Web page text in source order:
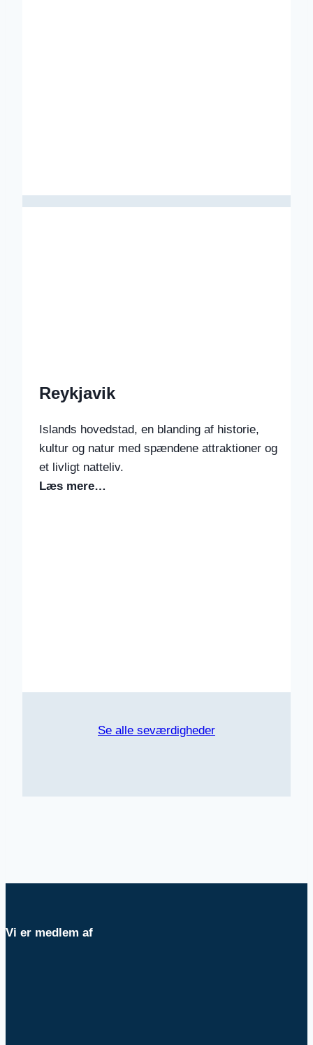
Reykjavik
Islands hovedstad, en blanding af historie,
kultur og natur med spændene attraktioner og
et livligt natteliv.
Læs mere…
Se alle seværdigheder
Vi er medlem af